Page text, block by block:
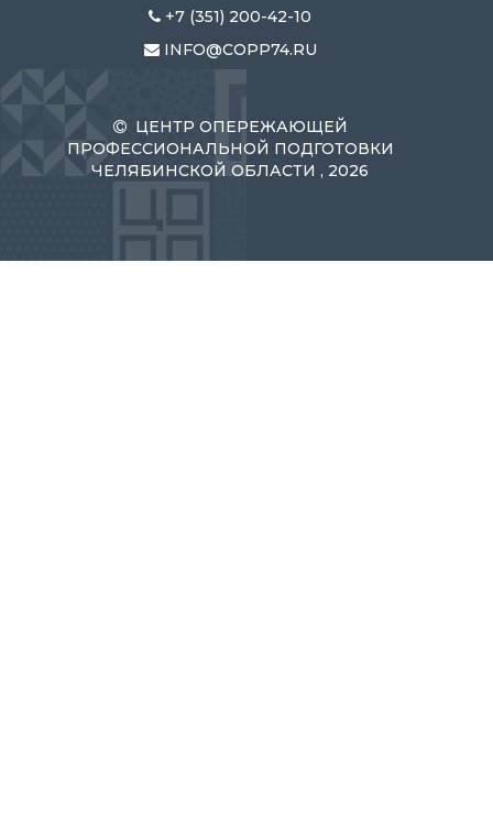
+7 (351) 200-42-10
INFO@COPP74.RU
ЦЕНТР ОПЕРЕЖАЮЩЕЙ
ПРОФЕССИОНАЛЬНОЙ ПОДГОТОВКИ
ЧЕЛЯБИНСКОЙ ОБЛАСТИ , 2026